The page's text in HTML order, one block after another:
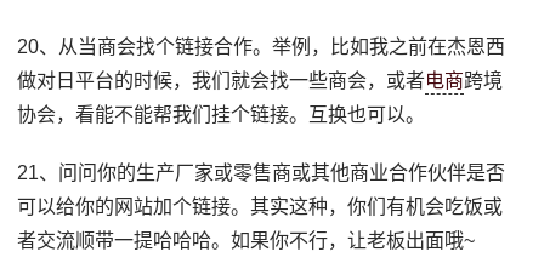
20、从当商会找个链接合作。举例，比如我之前在杰恩西
做对日平台的时候，我们就会找一些商会，或者电商跨境
协会，看能不能帮我们挂个链接。互换也可以。
21、问问你的生产厂家或零售商或其他商业合作伙伴是否
可以给你的网站加个链接。其实这种，你们有机会吃饭或
者交流顺带一提哈哈哈。如果你不行，让老板出面哦~